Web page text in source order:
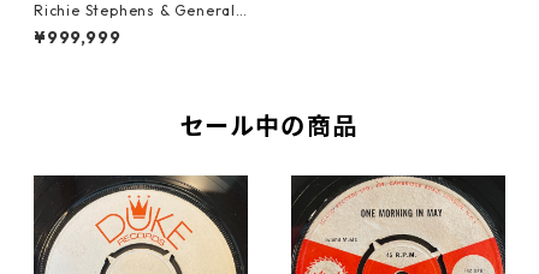
Richie Stephens & General
Degree - So Amazing【7-11
044】
¥999,999
セール中の商品